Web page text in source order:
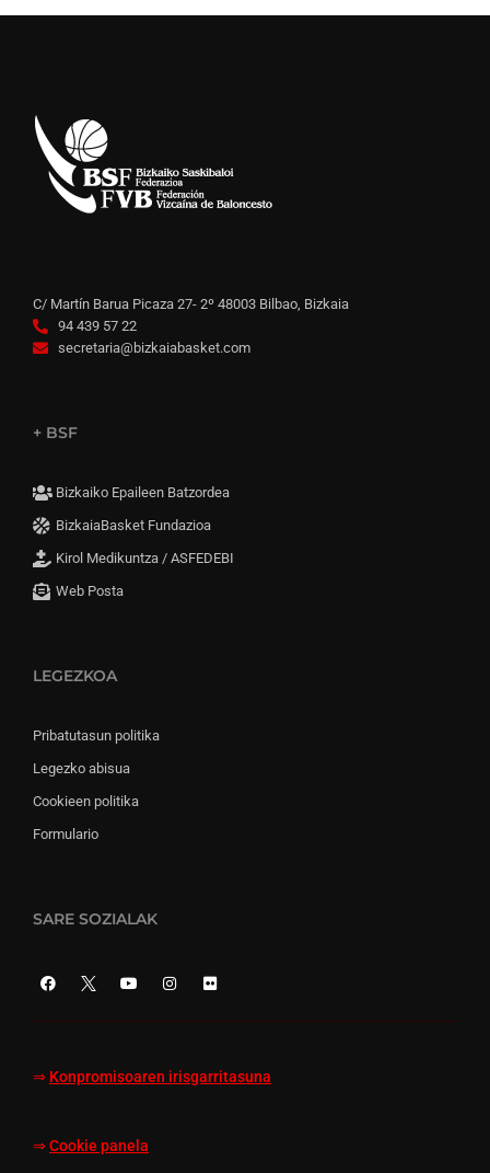
C/ Martín Barua Picaza 27- 2º 48003 Bilbao, Bizkaia
94 439 57 22
secretaria@bizkaiabasket.com
+ BSF
Bizkaiko Epaileen Batzordea
BizkaiaBasket Fundazioa
Kirol Medikuntza / ASFEDEBI
Web Posta
LEGEZKOA
Pribatutasun politika
Legezko abisua
Cookieen politika
Formulario
SARE SOZIALAK
⇒ Konpromisoaren irisgarritasuna
⇒ Cookie panela